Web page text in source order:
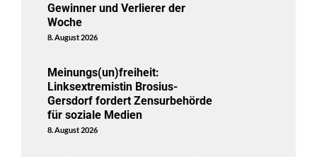
Gewinner und Verlierer der
Woche
8. August 2026
Meinungs(un)freiheit:
Linksextremistin Brosius-
Gersdorf fordert Zensurbehörde
für soziale Medien
8. August 2026